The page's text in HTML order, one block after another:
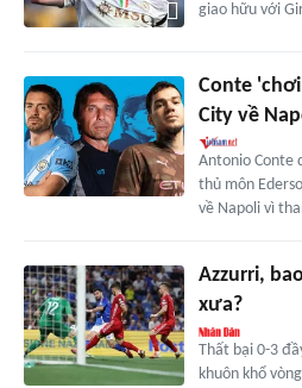
giao hữu với
Conte
City về
Antonio Conte
thủ môn
về Napoli vì
Azzurri,
xưa?
Thất bại 0-3
khuôn khổ